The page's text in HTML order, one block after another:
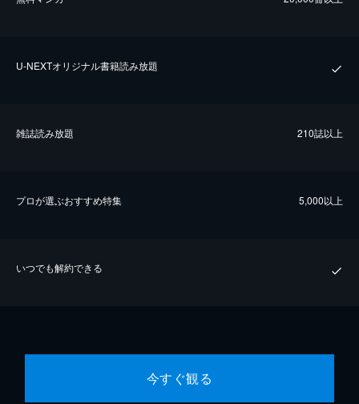
U-NEXTオリジナル書籍読み放題
雑誌読み放題 210誌以上
プロが選ぶおすすめ特集 5,000以上
いつでも解約できる
今すぐ観る